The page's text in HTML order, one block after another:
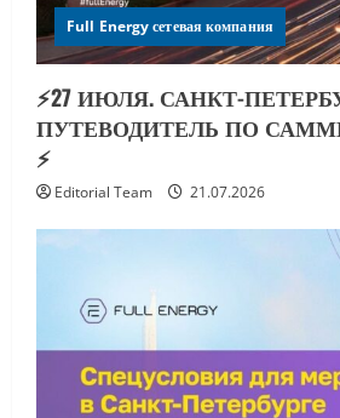
Full Energy сетевая компания
⚡️27 ИЮЛЯ. САНКТ-
ПУТЕВОДИТЕЛЬ ПО
⚡️
Editorial Team 21.07.2026